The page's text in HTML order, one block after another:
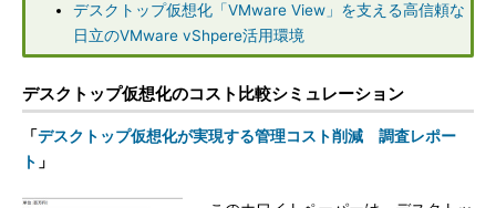
デスクトップ仮想化「VMware View」を支える高信頼な
日立のVMware vShpere活用環境
デスクトップ仮想化のコスト比較シミュレーション
「デスクトップ仮想化が実現する管理コスト削減 調査レポー
ト 」